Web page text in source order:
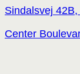
Sindalsvej
Center